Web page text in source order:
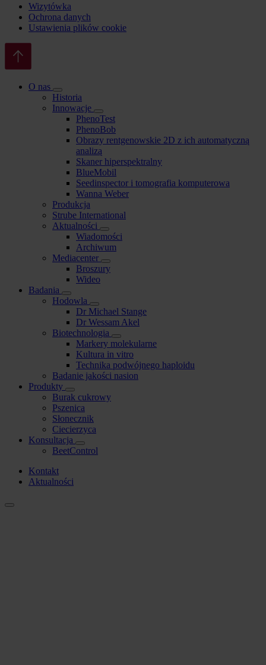
Wizytówka
Ochrona danych
Ustawienia plików cookie
O nas
Historia
Innowacje
PhenoTest
PhenoBob
Obrazy rentgenowskie 2D z ich automatyczną
analizą
Skaner hiperspektralny
BlueMobil
Seedinspector i tomografia komputerowa
Wanna Weber
Produkcja
Strube International
Aktualności
Wiadomości
Archiwum
Mediacenter
Broszury
Wideo
Badania
Hodowla
Dr Michael Stange
Dr Wessam Akel
Biotechnologia
Markery molekularne
Kultura in vitro
Technika podwójnego haploidu
Badanie jakości nasion
Produkty
Burak cukrowy
Pszenica
Słonecznik
Ciecierzyca
Konsultacja
BeetControl
Kontakt
Aktualności